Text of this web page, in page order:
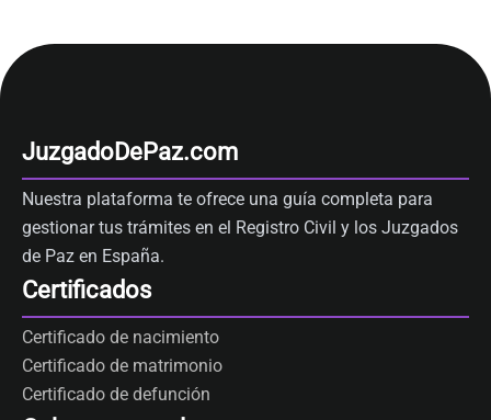
JuzgadoDePaz.com
Nuestra plataforma te ofrece una guía completa para
gestionar tus trámites en el Registro Civil y los Juzgados
de Paz en España.
Certificados
Certificado de nacimiento
Certificado de matrimonio
Certificado de defunción